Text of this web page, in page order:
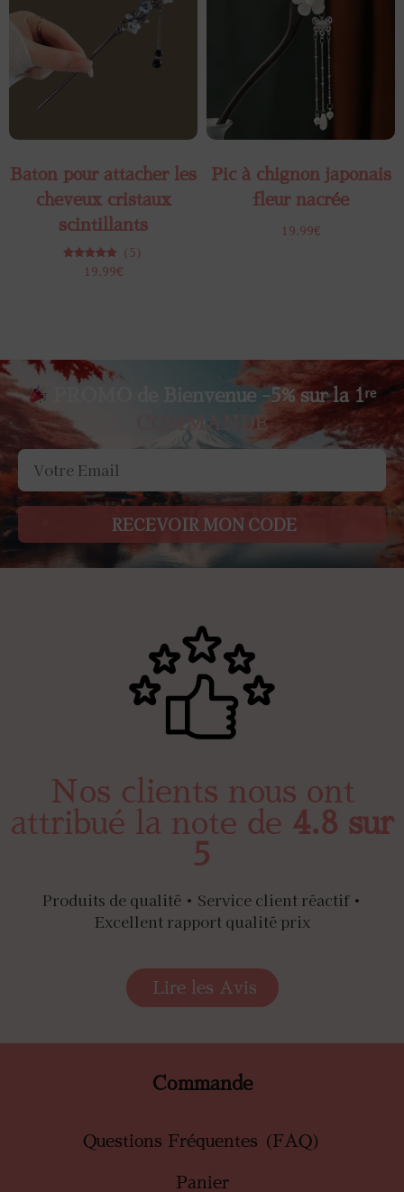
Baton pour attacher les
cheveux​ cristaux
scintillants
Note
4.80
(5)
19.99€
Pic à chignon japonais
fleur nacrée
19.99€
PROMO de Bienvenue -5% sur la 1ʳᵉ
COMMANDE
RECEVOIR MON CODE
Nos clients nous ont
attribué la note de 4.8 sur
5
Produits de qualité • Service client réactif •
Excellent rapport qualité prix
Lire les Avis
Commande
Questions Fréquentes (FAQ)
Panier